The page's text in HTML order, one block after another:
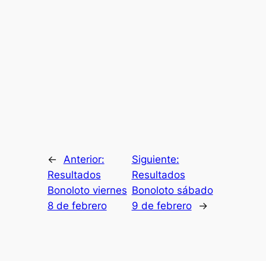
←
Anterior:
Resultados
Bonoloto viernes
8 de febrero
Siguiente:
Resultados
Bonoloto sábado
9 de febrero
→